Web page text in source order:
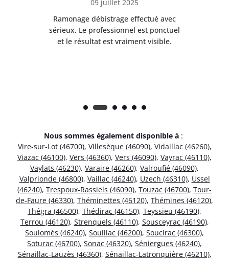
09 juillet 2025
Ramonage débistrage effectué avec
sérieux. Le professionnel est ponctuel
et le résultat est vraiment visible.
Nous sommes également disponible à :
Vire-sur-Lot (46700), Villesèque (46090), Vidaillac (46260),
Viazac (46100), Vers (46360), Vers (46090), Vayrac (46110),
Vaylats (46230), Varaire (46260), Valroufié (46090),
Valprionde (46800), Vaillac (46240), Uzech (46310), Ussel
(46240), Trespoux-Rassiels (46090), Touzac (46700), Tour-
de-Faure (46330), Théminettes (46120), Thémines (46120),
Thégra (46500), Thédirac (46150), Teyssieu (46190),
Terrou (46120), Strenquels (46110), Sousceyrac (46190),
Soulomès (46240), Souillac (46200), Soucirac (46300),
Soturac (46700), Sonac (46320), Séniergues (46240),
Sénaillac-Lauzès (46360), Sénaillac-Latronquière (46210),